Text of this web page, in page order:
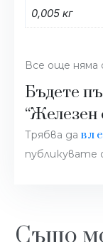
0,005 кг
Все още няма
Бъдете
“Железен
Трябва да
публикувате
Също